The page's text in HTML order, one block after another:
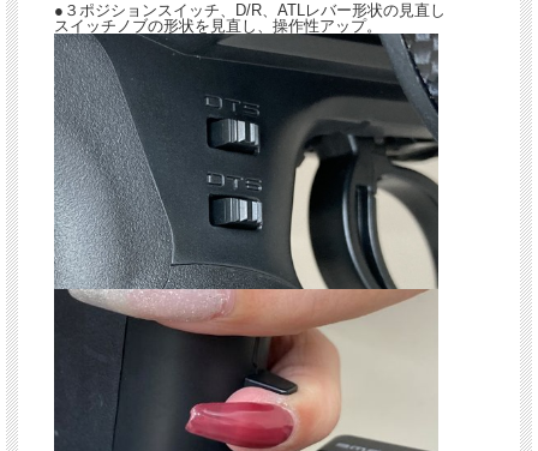
●３ポジションスイッチ、D/R、ATLレバー形状の見直し
スイッチノブの形状を見直し、操作性アップ。